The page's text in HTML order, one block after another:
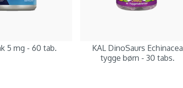
5 mg - 60 tab.
KAL DinoSaurs Echinacea
tygge børn - 30 tabs.